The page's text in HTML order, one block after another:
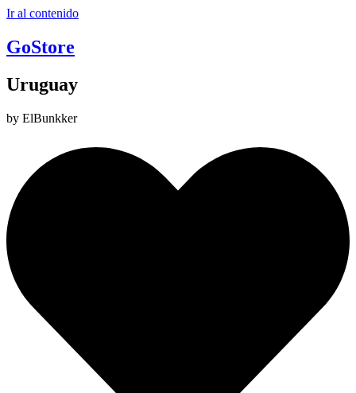
Ir al contenido
GoStore
Uruguay
by ElBunkker